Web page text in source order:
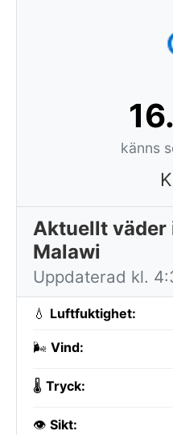
känns
Aktuellt väder
Malawi
Uppdaterad kl.
💧 Luftfuktighet:
🌬️ Vind:
🌡️ Tryck:
👁️ Sikt: